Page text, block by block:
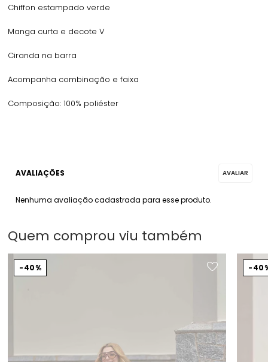
Chiffon estampado verde
Manga curta e decote V
Ciranda na barra
Acompanha combinação e faixa
Composição: 100% poliéster
Nenhuma avaliação cadastrada para esse produto.
Quem comprou viu também
40%